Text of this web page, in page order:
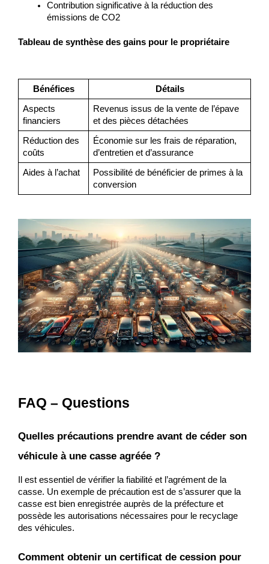
Contribution significative à la réduction des
émissions de CO2
Tableau de synthèse des gains pour le propriétaire
Bénéfices Détails
Aspects
financiers
Revenus issus de la vente de l’épave
et des pièces détachées
Réduction des
coûts
Économie sur les frais de réparation,
d’entretien et d’assurance
Aides à l’achat
Possibilité de bénéficier de primes à la
conversion
FAQ – Questions
Quelles précautions prendre avant de céder son
véhicule à une casse agréée ?
Il est essentiel de vérifier la fiabilité et l’agrément de la
casse. Un exemple de précaution est de s’assurer que la
casse est bien enregistrée auprès de la préfecture et
possède les autorisations nécessaires pour le recyclage
des véhicules.
Comment obtenir un certificat de cession pour